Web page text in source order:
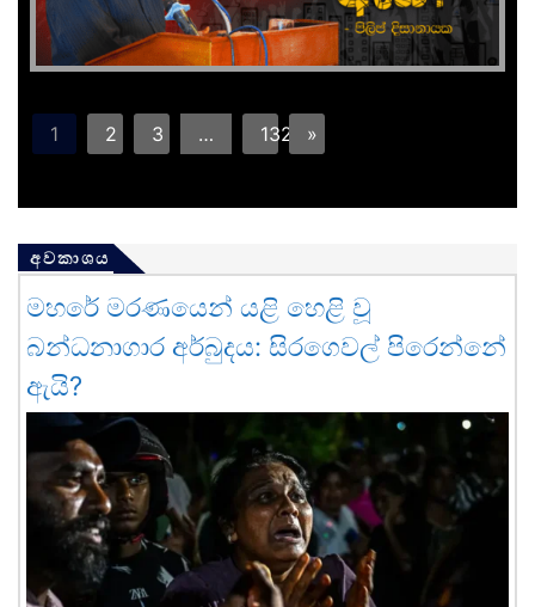
1 2 3 … 132 »
අවකාශය
මහරේ මරණයෙන් යළි හෙළි වූ
බන්ධනාගාර අර්බුදය: සිරගෙවල් පිරෙන්නේ
ඇයි?